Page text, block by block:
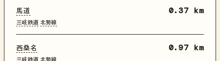
馬道
三岐鉄道 北勢線
0.37 km
西桑名
三岐鉄道 北勢線
0.97 km